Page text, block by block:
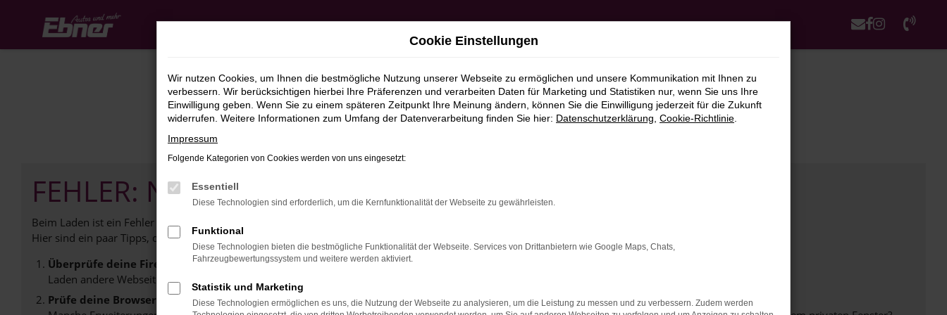
Hauptinhalt
springen
FEHLER: NETWORK ERROR
Beim Laden ist ein Fehler aufgetreten.
Hier sind ein paar Tipps, die dir helfen können:
Überprüfe deine Firewall und deine Internetverbindung.
Laden andere Webseiten, zum Beispiel deine Suchmaschine?
Prüfe deine Browsererweiterungen.
Cookie Einstellungen
Wir nutzen Cookies, um Ihnen die bestmögliche Nutzung unserer Webseite zu ermöglichen und unsere Kommunikation mit Ihnen zu
verbessern. Wir berücksichtigen hierbei Ihre Präferenzen und verarbeiten Daten für Marketing und Statistiken nur, wenn Sie uns Ihre
Einwilligung geben. Wenn Sie zu einem späteren Zeitpunkt Ihre Meinung ändern, können Sie die Einwilligung jederzeit für die Zukunft
widerrufen. Weitere Informationen zum Umfang der Datenverarbeitung finden Sie hier: Datenschutzerklärung Cookie-Richtlinie
Impressum
Folgende Kategorien von Cookies werden von uns eingesetzt:
Essentiell
Diese Technologien sind erforderlich, um die Kernfunktionalität der Webseite zu gewährleisten.
Funktional
Diese Technologien bieten die bestmögliche Funktionalität der Webseite. Services von Drittanbietern wie Google Maps, Chats,
Fahrzeugbewertungssystem und weitere werden aktiviert.
Statistik und Marketing
Diese Technologien ermöglichen es uns, die Nutzung der Webseite zu analysieren, um die Leistung zu messen und zu verbessern. Zudem werden